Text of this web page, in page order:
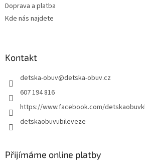
Doprava a platba
Kde nás najdete
Kontakt
detska-obuv@detska-obuv.cz
607 194 816
https://www.facebook.com/
detskaobuvubileveze
Přijímáme online platby